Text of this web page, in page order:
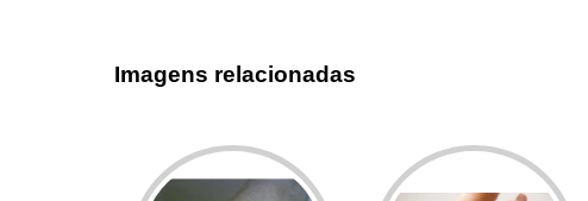
Imagens relacionadas